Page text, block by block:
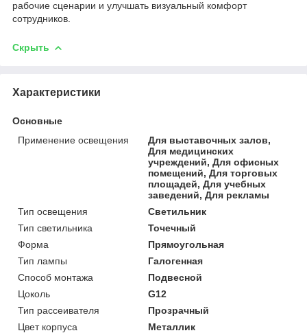
рабочие сценарии и улучшать визуальный комфорт
сотрудников.
Скрыть
Характеристики
Основные
Применение освещения
Для выставочных залов,
Для медицинских
учреждений, Для офисных
помещений, Для торговых
площадей, Для учебных
заведений, Для рекламы
Тип освещения
Светильник
Тип светильника
Точечный
Форма
Прямоугольная
Тип лампы
Галогенная
Способ монтажа
Подвесной
Цоколь
G12
Тип рассеивателя
Прозрачный
Цвет корпуса
Металлик